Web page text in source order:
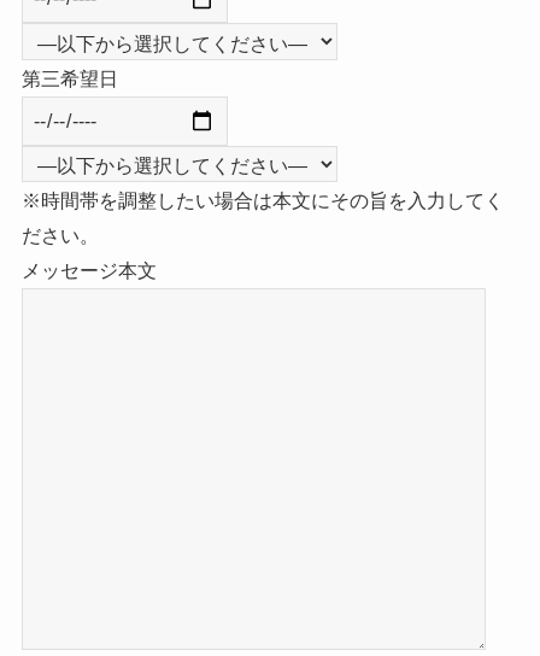
第三希望日
※時間帯を調整したい場合は本文にその旨を入力してく
ださい。
メッセージ本文